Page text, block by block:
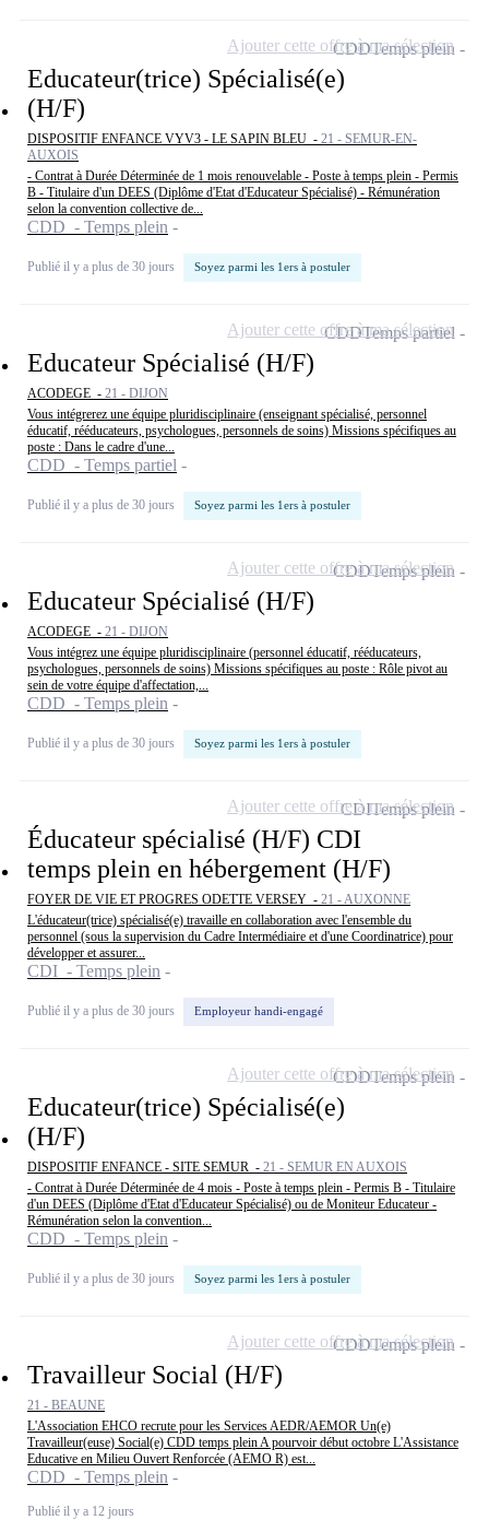
Educateur(trice) Spécialisé(e)
(H/F)
DISPOSITIF ENFANCE VYV3 - LE SAPIN BLEU - 21 - SEMUR-EN-
AUXOIS
- Contrat à Durée Déterminée de 1 mois renouvelable - Poste à temps plein - Permis
B - Titulaire d'un DEES (Diplôme d'Etat d'Educateur Spécialisé) - Rémunération
selon la convention collective de...
CDD - Temps plein
Publié il y a plus de 30 jours Soyez parmi les 1ers à postuler
CDDTemps plein
Ajouter cette offre à ma sélection
Educateur Spécialisé (H/F)
ACODEGE - 21 - DIJON
Vous intégrerez une équipe pluridisciplinaire (enseignant spécialisé, personnel
éducatif, rééducateurs, psychologues, personnels de soins) Missions spécifiques au
poste : Dans le cadre d'une...
CDD - Temps partiel
Publié il y a plus de 30 jours Soyez parmi les 1ers à postuler
CDDTemps partiel
Ajouter cette offre à ma sélection
Educateur Spécialisé (H/F)
ACODEGE - 21 - DIJON
Vous intégrez une équipe pluridisciplinaire (personnel éducatif, rééducateurs,
psychologues, personnels de soins) Missions spécifiques au poste : Rôle pivot au
sein de votre équipe d'affectation,...
CDD - Temps plein
Publié il y a plus de 30 jours Soyez parmi les 1ers à postuler
CDDTemps plein
Ajouter cette offre à ma sélection
Éducateur spécialisé (H/F) CDI
temps plein en hébergement (H/F)
FOYER DE VIE ET PROGRES ODETTE VERSEY - 21 - AUXONNE
L'éducateur(trice) spécialisé(e) travaille en collaboration avec l'ensemble du
personnel (sous la supervision du Cadre Intermédiaire et d'une Coordinatrice) pour
développer et assurer...
CDI - Temps plein
Publié il y a plus de 30 jours Employeur handi-engagé
CDITemps plein
Ajouter cette offre à ma sélection
Educateur(trice) Spécialisé(e)
(H/F)
DISPOSITIF ENFANCE - SITE SEMUR - 21 - SEMUR EN AUXOIS
- Contrat à Durée Déterminée de 4 mois - Poste à temps plein - Permis B - Titulaire
d'un DEES (Diplôme d'Etat d'Educateur Spécialisé) ou de Moniteur Educateur -
Rémunération selon la convention...
CDD - Temps plein
Publié il y a plus de 30 jours Soyez parmi les 1ers à postuler
CDDTemps plein
Ajouter cette offre à ma sélection
Travailleur Social (H/F)
21 - BEAUNE
L'Association EHCO recrute pour les Services AEDR/AEMOR Un(e)
Travailleur(euse) Social(e) CDD temps plein A pourvoir début octobre L'Assistance
Educative en Milieu Ouvert Renforcée (AEMO R) est...
CDD - Temps plein
Publié il y a 12 jours
CDDTemps plein
Ajouter cette offre à ma sélection